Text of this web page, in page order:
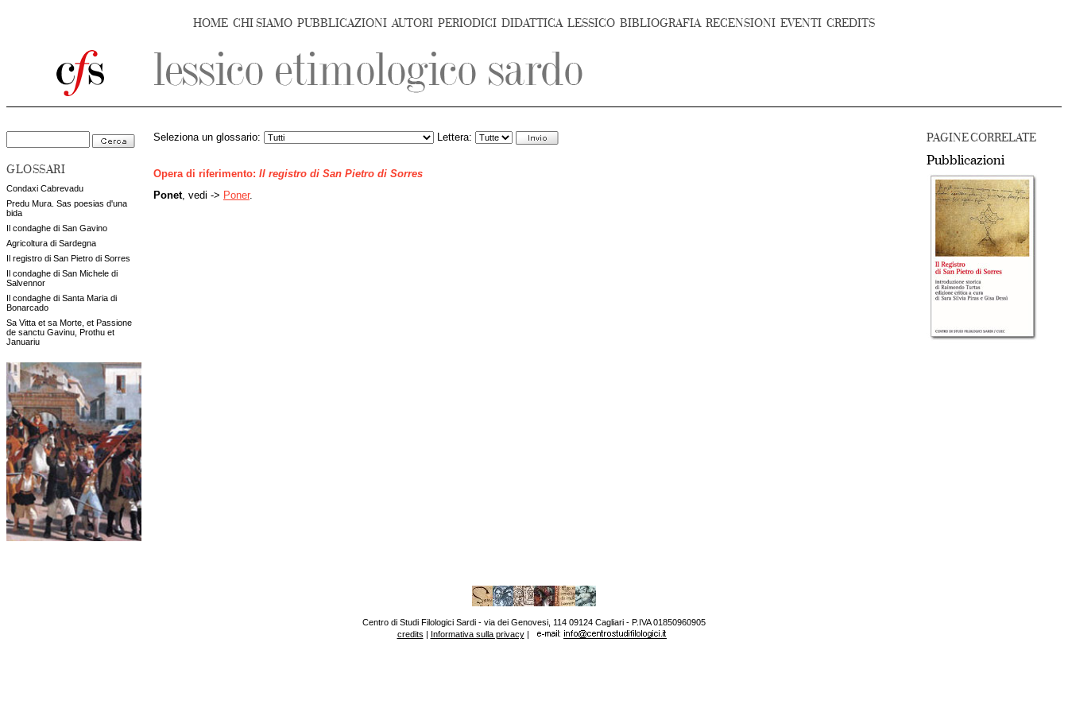
HOME CHI SIAMO PUBBLICAZIONI AUTORI PERIODICI DIDATTICA LESSICO BIBLIOGRAFIA RECENSIONI EVENTI CREDITS
GLOSSARI
Condaxi Cabrevadu
Predu Mura. Sas poesias d'una
bida
Il condaghe di San Gavino
Agricoltura di Sardegna
Il registro di San Pietro di Sorres
Il condaghe di San Michele di
Salvennor
Il condaghe di Santa Maria di
Bonarcado
Sa Vitta et sa Morte, et Passione
de sanctu Gavinu, Prothu et
Januariu
PAGINE CORRELATE
Pubblicazioni
Seleziona un glossario: Lettera:
Opera di riferimento: Il registro di San Pietro di Sorres
Ponet, vedi -> Poner.
Centro di Studi Filologici Sardi - via dei Genovesi, 114 09124 Cagliari - P.IVA 01850960905
credits | Informativa sulla privacy|